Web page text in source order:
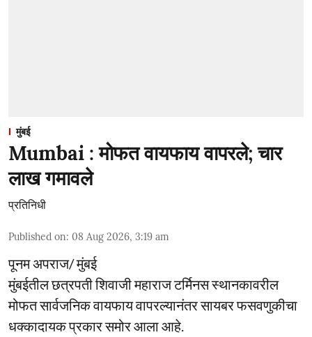
मुंबई
Mumbai : मोफत वायफाय वापरले; चार
लाख गमावले
प्रतिनिधी
Published on: 08 Aug 2026, 3:19 am
पूनम अपराज/ मुंबई
मुंबईतील छत्रपती शिवाजी महाराज टर्मिनस स्थानकावरील
मोफत सार्वजनिक वायफाय वापरल्यानंतर सायबर फसवणुकीचा
धक्कादायक प्रकार समोर आला आहे.